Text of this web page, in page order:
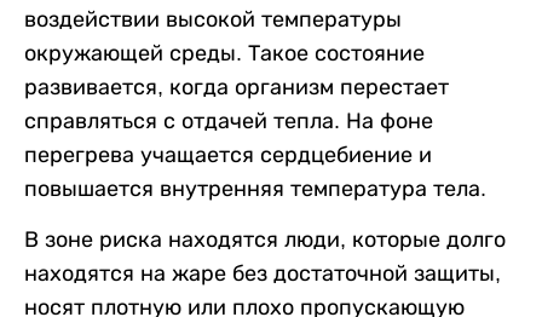
воздействии высокой температуры
окружающей среды. Такое состояние
развивается, когда организм перестает
справляться с отдачей тепла. На фоне
перегрева учащается сердцебиение и
повышается внутренняя температура тела.
В зоне риска находятся люди, которые долго
находятся на жаре без достаточной защиты,
носят плотную или плохо пропускающую